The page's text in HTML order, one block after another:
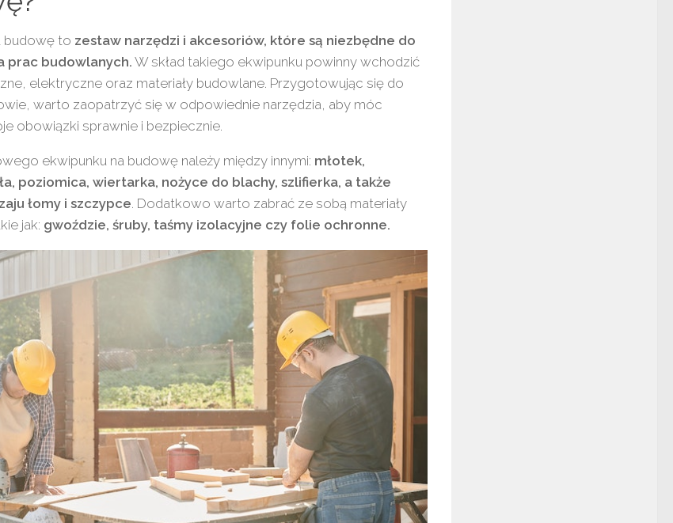
budowę to zestaw narzędzi i akcesoriów, które są niezbędne do
prac budowlanych. W skład takiego ekwipunku powinny wchodzić
elektryczne oraz materiały budowlane. Przygotowując się do
warto zaopatrzyć się w odpowiednie narzędzia, aby móc
obowiązki sprawnie i bezpiecznie.
ekwipunku na budowę należy między innymi: młotek,
poziomica, wiertarka, nożyce do blachy, szlifierka, a także
łomy i szczypce. Dodatkowo warto zabrać ze sobą materiały
jak: gwoździe, śruby, taśmy izolacyjne czy folie ochronne.